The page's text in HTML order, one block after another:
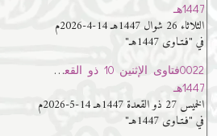
1447هـ
الثلاثاء 26 شوال 1447هـ 14-4-2026م
في "فـتـاوى 1447هـ"
0022فتاوى الإثنين 10 ذو القعدة
1447هـ
الخميس 27 ذو القعدة 1447هـ 14-5-2026م
في "فـتـاوى 1447هـ"